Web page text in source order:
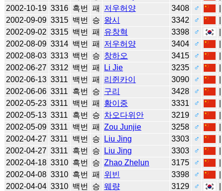
2002-10-19 3316 흑번 패 저우허양 3408 ♂
2002-09-09 3315 백번 승 왕시 3342 ♂
2002-09-02 3315 백번 패 유창혁 3398 ♂
2002-08-09 3314 백번 패 저우허양 3404 ♂
2002-08-03 3313 백번 승 창하오 3415 ♂
2002-06-27 3312 백번 패 Li Jie 3235 ♂
2002-06-13 3311 백번 패 리쥔카이 3090 ♂
2002-06-06 3311 흑번 승 구리 3428 ♂
2002-05-23 3311 백번 패 황이중 3331 ♂
2002-05-13 3311 흑번 승 차오다위안 3219 ♂
2002-05-09 3311 백번 패 Zou Junjie 3258 ♂
2002-04-27 3311 백번 승 Liu Jing 3303 ♂
2002-04-27 3311 흑번 승 Liu Jing 3303 ♂
2002-04-18 3310 흑번 승 Zhao Zhelun 3175 ♂
2002-04-08 3310 흑번 패 위빈 3398 ♂
2002-04-04 3310 백번 승 웨량 3129 ♂